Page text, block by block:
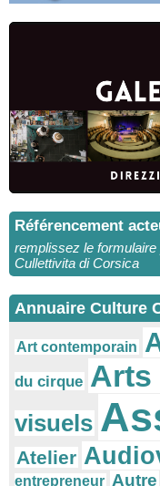
Référencement
remplissez le formulaire
Cullettivita di Corsica
Annuaire Culture
Art contemporain
du cirque Arts
visuels
Atelier
entrepreneur Autre